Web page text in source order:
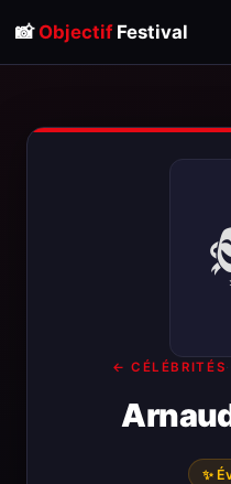
📸 ObjectifFestival
← CÉLÉBRITÉS·
✨